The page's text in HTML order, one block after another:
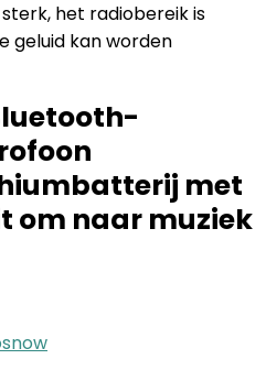
het radiobereik is
geluid kan worden
met
om naar muziek